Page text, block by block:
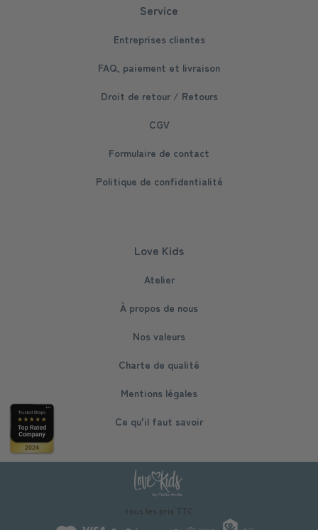
Service
Entreprises clientes
FAQ, paiement et livraison
Droit de retour / Retours
CGV
Formulaire de contact
Politique de confidentialité
Love Kids
Atelier
À propos de nous
Nos valeurs
Charte de qualité
Mentions légales
Ce qu'il faut savoir
tous les prix TTC